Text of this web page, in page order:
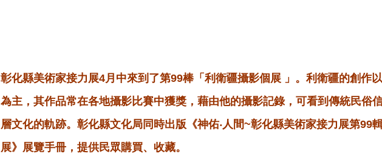
彰化縣美術家接力展4月中來到了第99棒「利衛疆攝影個展 」。利衛疆的創作
為主，其作品常在各地攝影比賽中獲獎，藉由他的攝影記錄，可看到傳統民俗
層文化的軌跡。彰化縣文化局同時出版《神佑‧人間~彰化縣美術家接力展第99
展》展覽手冊，提供民眾購買、收藏。